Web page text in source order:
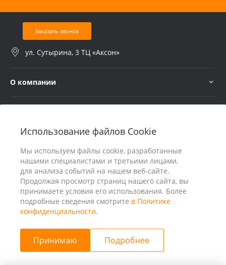
Использование файлов Cookie
Мы используем файлы cookie, разработанные
нашими специалистами и третьими лицами,
для анализа событий на нашем веб-сайте.
Продолжая просмотр страниц нашего сайта, вы
принимаете условия его использования. Более
подробные сведения смотрите в Политике
конфиденциальности.
Принимаю Подробнее
Заказать звонок
ул. Сутырина, 3 ТЦ «Аксон»
О компании